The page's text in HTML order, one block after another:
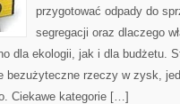
przygotować odpady do
segregacji oraz dlaczego
dla ekologii, jak i dla budżetu.
bezużyteczne rzeczy w zysk,
Ciekawe kategorie […]